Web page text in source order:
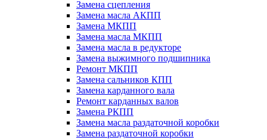
Замена сцепления
Замена масла АКПП
Замена МКПП
Замена масла МКПП
Замена масла в редукторе
Замена выжимного подшипника
Ремонт МКПП
Замена сальников КПП
Замена карданного вала
Ремонт карданных валов
Замена РКПП
Замена масла раздаточной коробки
Замена раздаточной коробки